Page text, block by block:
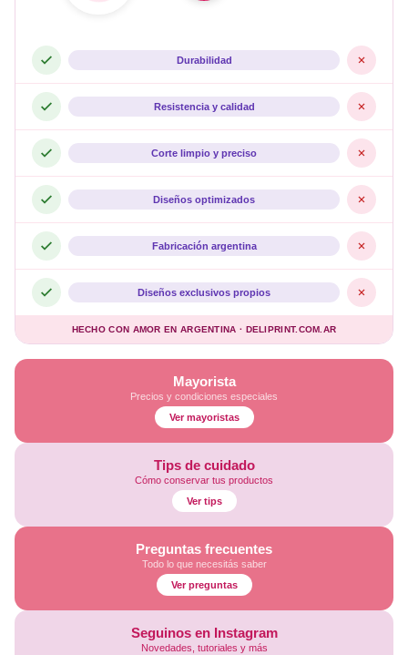
Mayorista
Precios y condiciones especiales
Ver mayoristas
Tips de cuidado
Cómo conservar tus productos
Ver tips
Preguntas frecuentes
Todo lo que necesitás saber
Ver preguntas
Seguinos en Instagram
Novedades, tutoriales y más
Durabilidad
Resistencia y calidad
Corte limpio y preciso
Diseños optimizados
Fabricación argentina
Diseños exclusivos propios
HECHO CON AMOR EN ARGENTINA · DELIPRINT.COM.AR